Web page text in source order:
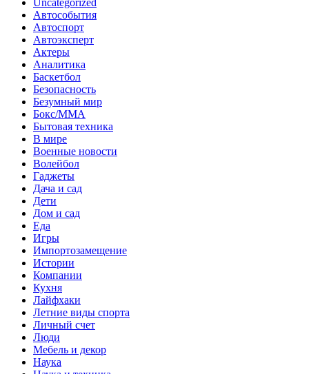
Автособытия
Автоспорт
Автоэксперт
Актеры
Аналитика
Баскетбол
Безопасность
Безумный мир
Бокс/MMA
Бытовая техника
В мире
Военные новости
Волейбол
Гаджеты
Дача и сад
Дети
Дом и сад
Еда
Игры
Импортозамещение
Истории
Компании
Кухня
Лайфхаки
Летние виды спорта
Личный счет
Люди
Мебель и декор
Наука